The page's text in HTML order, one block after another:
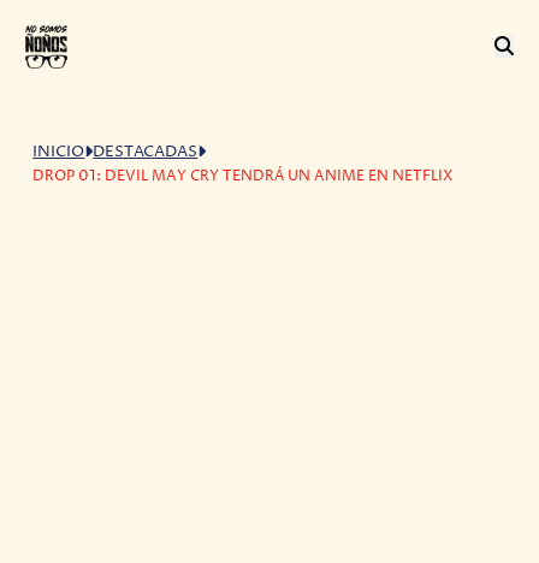
INICIO DESTACADAS
DROP 01: DEVIL MAY CRY TENDRÁ UN ANIME EN NETFLIX